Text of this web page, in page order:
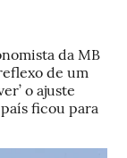
da MB
de um
o ajuste
ficou para